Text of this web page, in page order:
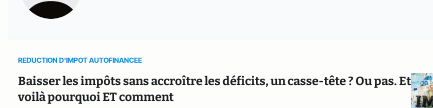
REDUCTION D'IMPOT AUTOFINANCEE
Baisser les impôts sans accroître les déficits, un casse-tête ? Ou pas. Et
voilà pourquoi ET comment